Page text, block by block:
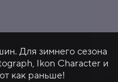
Для зимнего сезона
Ikon Character и
как раньше!